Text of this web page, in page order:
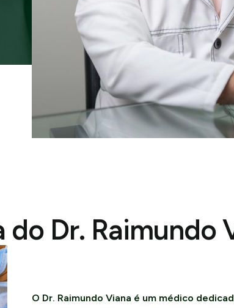
Dr. Raimundo
O Dr. Raimundo Viana é um médico